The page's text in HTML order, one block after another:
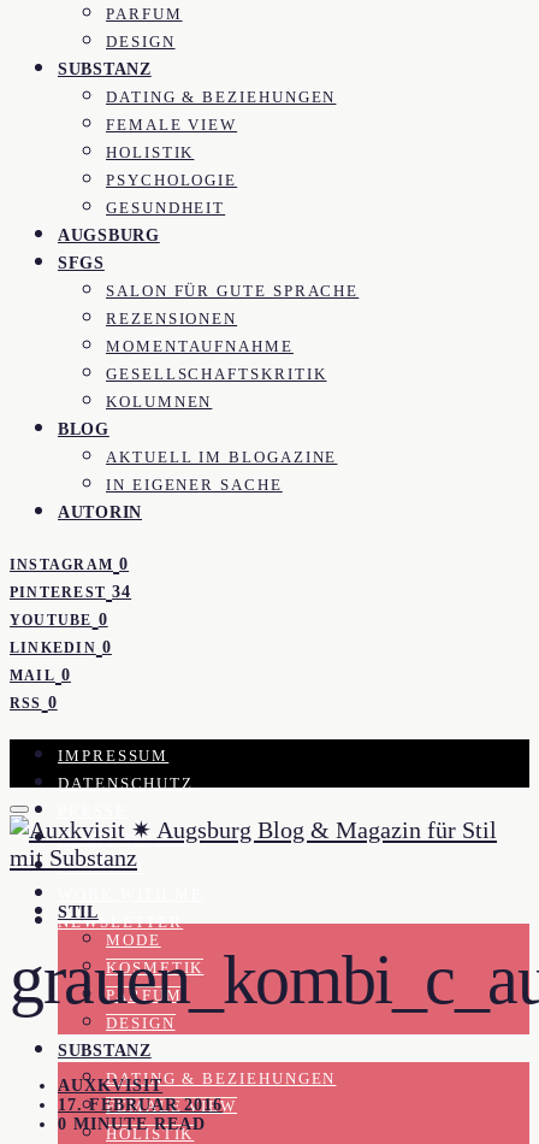
PARFUM
DESIGN
SUBSTANZ
DATING & BEZIEHUNGEN
FEMALE VIEW
HOLISTIK
PSYCHOLOGIE
GESUNDHEIT
AUGSBURG
SFGS
SALON FÜR GUTE SPRACHE
REZENSIONEN
MOMENTAUFNAHME
GESELLSCHAFTSKRITIK
KOLUMNEN
BLOG
AKTUELL IM BLOGAZINE
IN EIGENER SACHE
AUTORIN
INSTAGRAM 0
PINTEREST 34
YOUTUBE 0
LINKEDIN 0
MAIL 0
RSS 0
IMPRESSUM
DATENSCHUTZ
KOOPERATION
KONTAKT
NEWSLETTER
STIL
MODE
KOSMETIK
PARFUM
DESIGN
SUBSTANZ
DATING & BEZIEHUNGEN
FEMALE VIEW
HOLISTIK
AUXKVISIT
17. FEBRUAR 2016
0 MINUTE READ